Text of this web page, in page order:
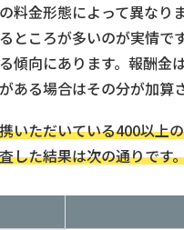
料金形態によって異なり
ところが多いのが実情
傾向にあります。報酬
ある場合はその分が加算
いただいている400以上
した結果は次の通りです